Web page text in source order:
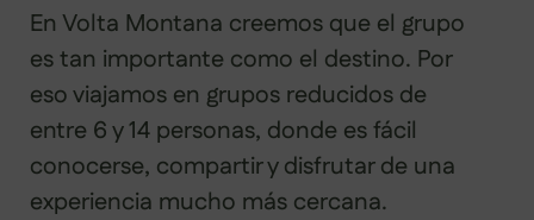
En Volta Montana creemos que el grupo
es tan importante como el destino. Por
eso viajamos en grupos reducidos de
entre 6 y 14 personas, donde es fácil
conocerse, compartir y disfrutar de una
experiencia mucho más cercana.